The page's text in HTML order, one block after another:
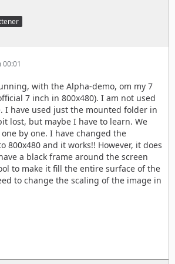
nur noch die Auswahl mit
dann muß im Splashscreen
sichtbar sein:
00:01
with the Alpha-demo, om my 7
7 inch in 800x480). I am not used
I have used just the mounted folder in
lost, but maybe I have to learn. We
by one. I have changed the
800x480 and it works!! However, it does
a black frame around the screen
to make it fill the entire surface of the
to change the scaling of the image in